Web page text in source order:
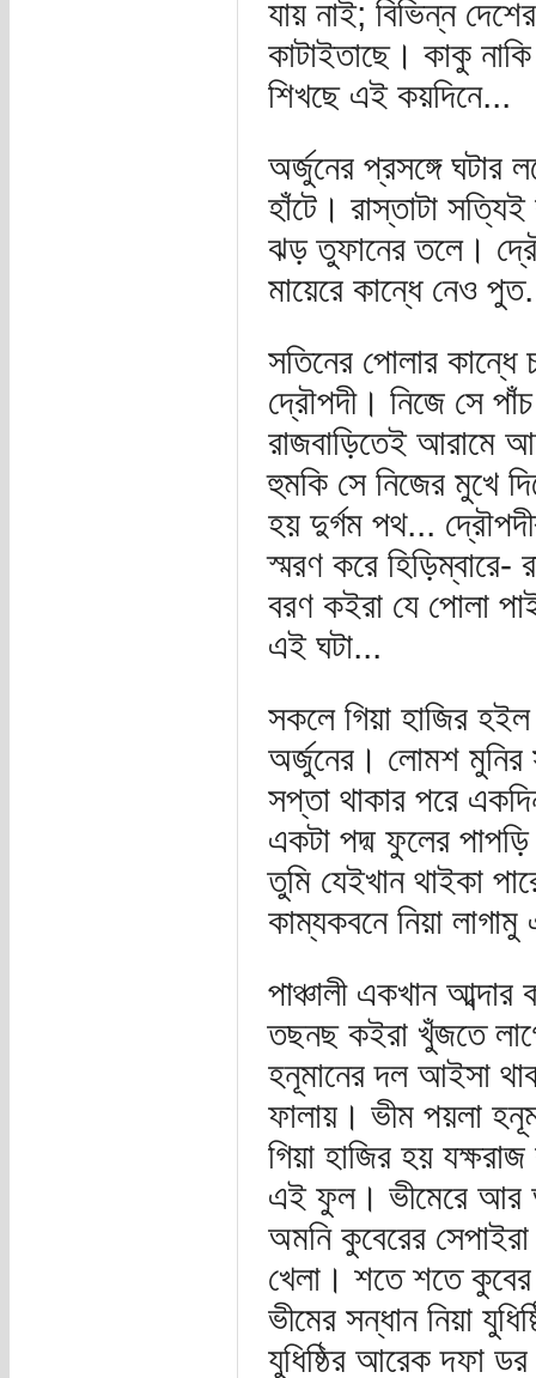
যায় নাই; বিভিন্ন
কাটাইতাছে। কাকু
শিখছে এই কয়দিনে...
অর্জুনের প্রসঙ্গে ঘটার
হাঁটে। রাস্তাটা
ঝড় তুফানের তলে।
মায়েরে কান্ধে নেও
সতিনের পোলার কান্ধে
দ্রৌপদী। নিজে সে
রাজবাড়িতেই আরামে
হুমকি সে নিজের মুখে
হয় দুর্গম পথ...
স্মরণ করে
বরণ কইরা যে পোলা
এই ঘটা...
সকলে গিয়া হাজির
অর্জুনের। লোমশ
সপ্তা থাকার পরে
একটা পদ্ম ফুলের পাপড়ি
তুমি যেইখান থাইকা
কাম্যকবনে নিয়া
পাঞ্চালী একখান
তছনছ কইরা খুঁজতে
হনূমানের দল আইসা
ফালায়। ভীম পয়লা
গিয়া হাজির হয়
এই ফুল। ভীমেরে আর
অমনি কুবেরের
খেলা। শতে শতে কুবের
ভীমের সন্ধান নিয়া
যুধিষ্ঠির আরেক দফা